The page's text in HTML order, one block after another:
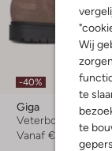
Wij
te
te
-40%
Giga
Veterboots
Vanaf € 74,99